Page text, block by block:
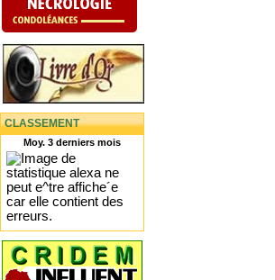
CLASSEMENT
Moy. 3 derniers mois